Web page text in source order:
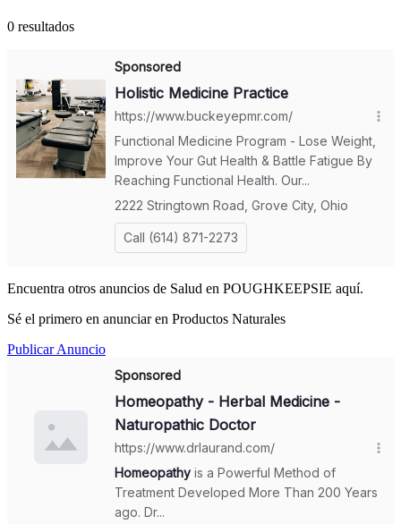
0 resultados
Encuentra otros anuncios de Salud en POUGHKEEPSIE aquí.
Sé el primero en anunciar en Productos Naturales
Publicar Anuncio